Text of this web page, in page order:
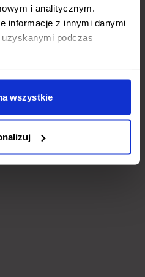
i analitycznym.
informacje z innymi danymi
podczas
wszystkie